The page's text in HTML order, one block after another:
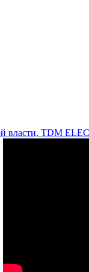
власти, TDM